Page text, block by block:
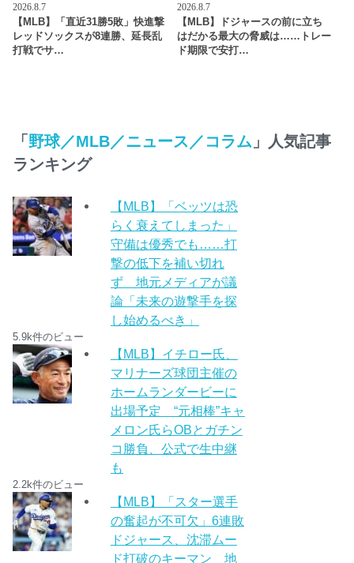
2026.8.7
【MLB】「直近31勝5敗」快進撃
レッドソックスが8連勝、延長乱
打戦でサ…
2026.8.7
【MLB】ドジャースの前に立ち
はだかる最大の脅威は……トレー
ド期限で安打…
「 野球／MLB／ニュース／コラム 」人気記事
ランキング
【MLB】「ベッツは恐
らく衰えてしまった」
守備は優秀でも……打
撃の低下を補い切れ
ず 地元メディアが議
論「未来の遊撃手を探
し始めるべき」
5.9k件のビュー
【MLB】イチロー氏、
マリナーズ球団主催の
ホームランダービーに
出場予定 “元相棒”キャ
メロン氏らOBとガチン
コ勝負、公式で生中継
も
2.2k件のビュー
【MLB】「スター選手
の奮起が不可欠」6連敗
ドジャース、沈滞ムー
ド打破のキーマン 地